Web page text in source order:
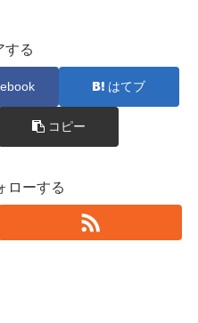
する
はてブ
コピー
ローする